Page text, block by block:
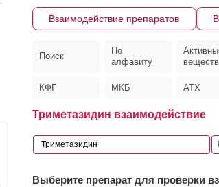
Взаимодействие препаратов
Поиск
По
алфавиту
КФГ МКБ АТХ
Триметазидин взаимодействие
Выберите препарат для проверки